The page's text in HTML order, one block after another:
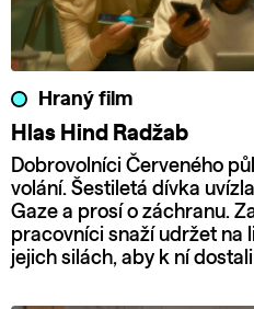
Hraný film
Hlas Hind Radžab
Dobrovolníci Červeného
volání. Šestiletá dívka
Gaze a prosí o záchranu.
pracovníci snaží udržet na
jejich silách, aby k ní